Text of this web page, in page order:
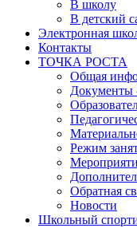
В школу
В детский
Электронная
Контакты
ТОЧКА РОСТА
Общая
Документы
Режим
Обратная
Новости
Школьный